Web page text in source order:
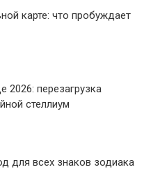
карте: что пробуждает
2026: перезагрузка
стеллиум
для всех знаков зодиака